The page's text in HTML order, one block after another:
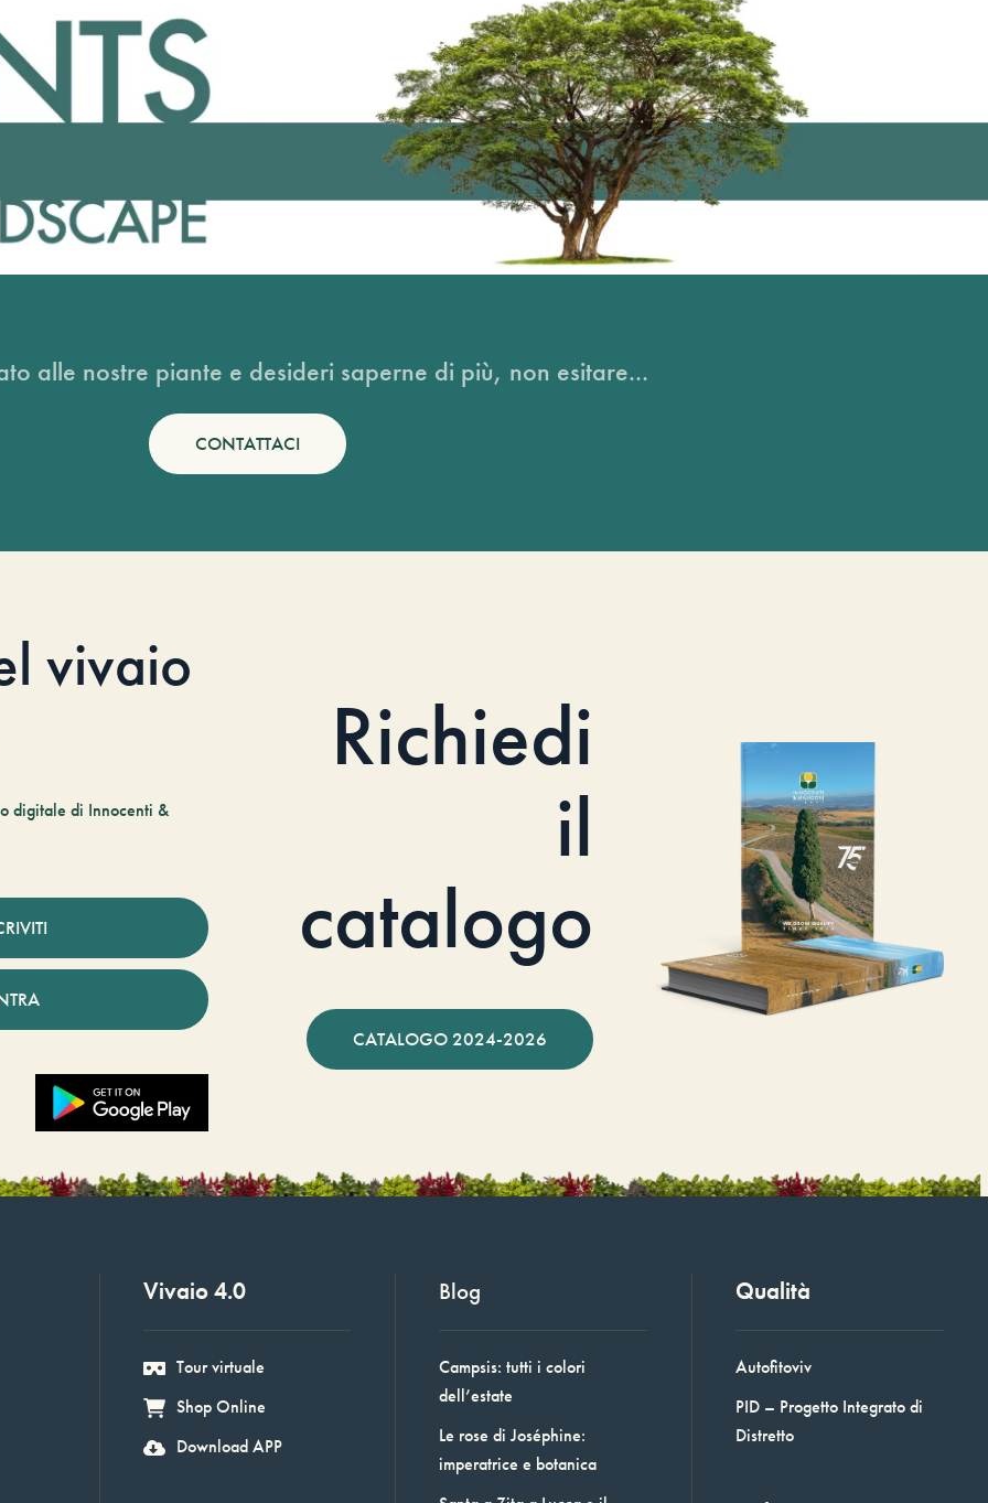
alle nostre piante e desideri saperne di più, non esitare...
CONTATTACI
vivaio
digitale di Innocenti &
Richiedi
il
catalogo
CATALOGO 2024-2026
Vivaio 4.0
Tour virtuale
Shop Online
Download APP
Blog
Campsis: tutti i colori
dell’estate
Le rose di Joséphine:
imperatrice e botanica
Qualità
Autofitoviv
PID – Progetto Integrato di
Distretto